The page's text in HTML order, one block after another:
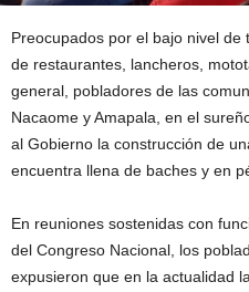
Preocupados por el bajo nivel
de restaurantes, lancheros,
general, pobladores de las
Nacaome y Amapala, en el
al Gobierno la construcción de
encuentra llena de baches y en
En reuniones sostenidas con
del Congreso Nacional, los
expusieron que en la actualidad